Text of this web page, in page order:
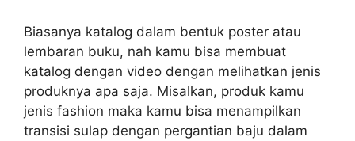
Biasanya katalog dalam bentuk poster atau
lembaran buku, nah kamu bisa membuat
katalog dengan video dengan melihatkan jenis
produknya apa saja. Misalkan, produk kamu
jenis fashion maka kamu bisa menampilkan
transisi sulap dengan pergantian baju dalam